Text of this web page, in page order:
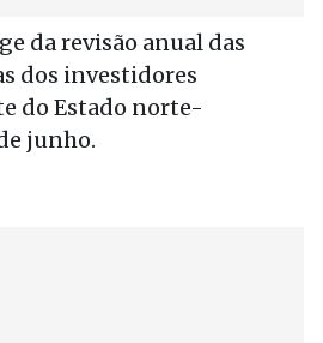
da revisão anual das
dos investidores
do Estado norte-
junho.